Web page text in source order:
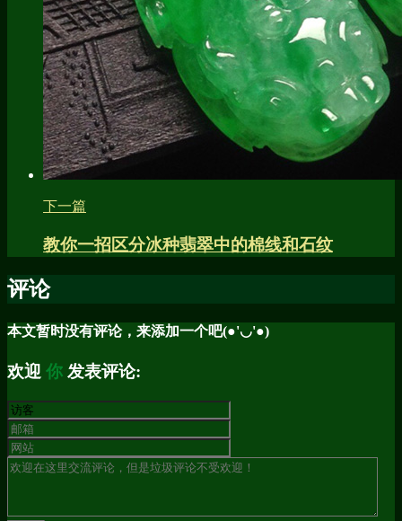
下一篇
教你一招区分冰种翡翠中的棉线和石纹
评论
本文暂时没有评论，来添加一个吧(●'◡'●)
欢迎 你 发表评论: